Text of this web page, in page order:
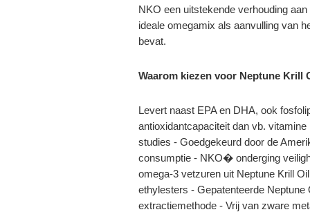
NKO een uitstekende verhouding
ideale omegamix als aanvulling van
bevat.
Waarom kiezen voor Neptune Krill
Levert naast EPA en DHA, ook
antioxidantcapaciteit dan vb.
studies - Goedgekeurd door de
consumptie - NKO� onderging
omega-3 vetzuren uit Neptune Krill
ethylesters - Gepatenteerde
extractiemethode - Vrij van zware